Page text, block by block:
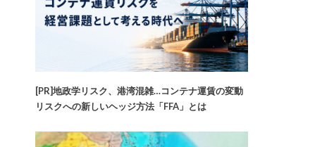
[PR]地政学リスク、港湾混雑…コンテナ運賃の変動
リスクへの新しいヘッジ方法「FFA」とは